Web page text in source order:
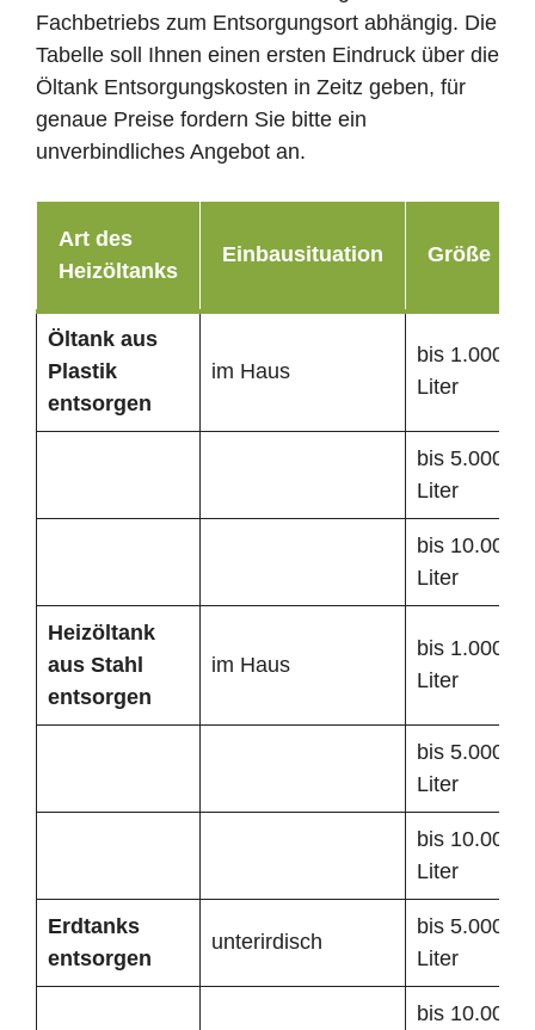
Fachbetriebs zum Entsorgungsort abhängig. Die
Tabelle soll Ihnen einen ersten Eindruck über die
Öltank Entsorgungskosten in Zeitz geben, für
genaue Preise fordern Sie bitte ein
unverbindliches Angebot an.
Art des
Heizöltanks
Einbausituation Größe
Öltank aus
Plastik
entsorgen
im Haus
bis 1.000
Liter
bis 5.000
Liter
bis 10.000
Liter
Heizöltank
aus Stahl
entsorgen
im Haus
bis 1.000
Liter
bis 5.000
Liter
bis 10.000
Liter
Erdtanks
entsorgen
unterirdisch
bis 5.000
Liter
bis 10.000